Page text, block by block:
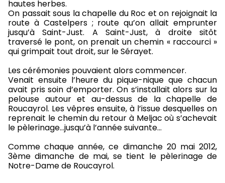
hautes herbes.
On passait sous la chapelle du Roc et on rejoignait la
route à Castelpers ; route qu’on allait emprunter
jusqu’à Saint-Just. A Saint-Just, à droite sitôt
traversé le pont, on prenait un chemin « raccourci »
qui grimpait tout droit, sur le Sérayet.
Les cérémonies pouvaient alors commencer.
Venait ensuite l’heure du pique-nique que chacun
avait pris soin d’emporter. On s’installait alors sur la
pelouse autour et au-dessus de la chapelle de
Roucayrol. Les vêpres ensuite, à l’issue desquelles on
reprenait le chemin du retour à Meljac où s’achevait
le pèlerinage…jusqu’à l’année suivante…
Comme chaque année, ce dimanche 20 mai 2012,
3ème dimanche de mai, se tient le pèlerinage de
Notre-Dame de Roucayrol.